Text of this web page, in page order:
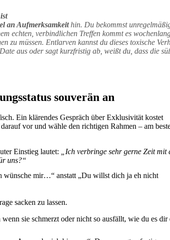
an Aufmerksamkeithin. Du bekommst
echten, verbindlichen Treffen kommt es
zu müssen. Entlarven kannst du dieses toxische
aus oder sagt kurzfristig ab, weißt du, dass die
souverän an
Ein klärendes Gespräch über Exklusivität kostet
vor und wähle den richtigen Rahmen – am
Einstieg lautet: „Ich verbringe sehr gerne Zeit mit
uns?“
wünsche mir…“ anstatt „Du willst dich ja eh nicht
sacken zu lassen.
sie schmerzt oder nicht so ausfällt, wie du es